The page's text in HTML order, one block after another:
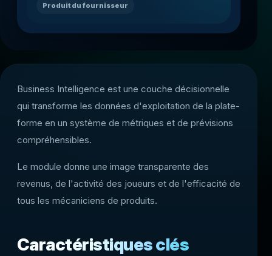
Produit du fournisseur
Business Intelligence est une couche décisionnelle
qui transforme les données d'exploitation de la plate-
forme en un système de métriques et de prévisions
compréhensibles.
Le module donne une image transparente des
revenus, de l'activité des joueurs et de l'efficacité de
tous les mécaniciens de produits.
Caractéristiques clés